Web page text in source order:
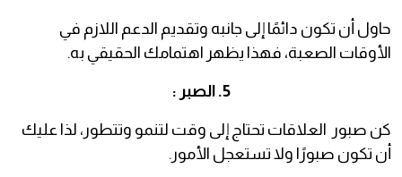
حاول أن تكون دائمًا إلى جانبه وتقديم الدعم اللازم في
الأوقات الصعبة، فهذا يظهر اهتمامك الحقيقي به.
5. الصبر :
كن صبور العلاقات تحتاج إلى وقت لتنمو وتتطور، لذا عليك
أن تكون صبورًا ولا تستعجل الأمور.